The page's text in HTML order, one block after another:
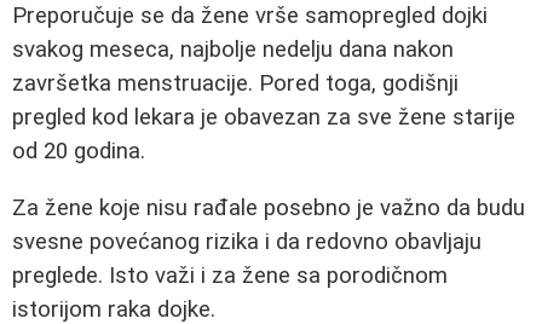
Preporučuje se da žene vrše samopregled dojki
svakog meseca, najbolje nedelju dana nakon
završetka menstruacije. Pored toga, godišnji
pregled kod lekara je obavezan za sve žene starije
od 20 godina.
Za žene koje nisu rađale posebno je važno da budu
svesne povećanog rizika i da redovno obavljaju
preglede. Isto važi i za žene sa porodičnom
istorijom raka dojke.